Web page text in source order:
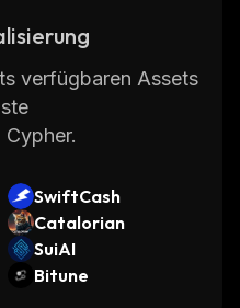
verfügbaren Assets
SwiftCash
Catalorian
SuiAI
Bitune